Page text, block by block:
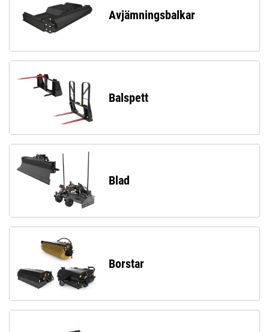
Avjämningsbalkar
Balspett
Blad
Borstar